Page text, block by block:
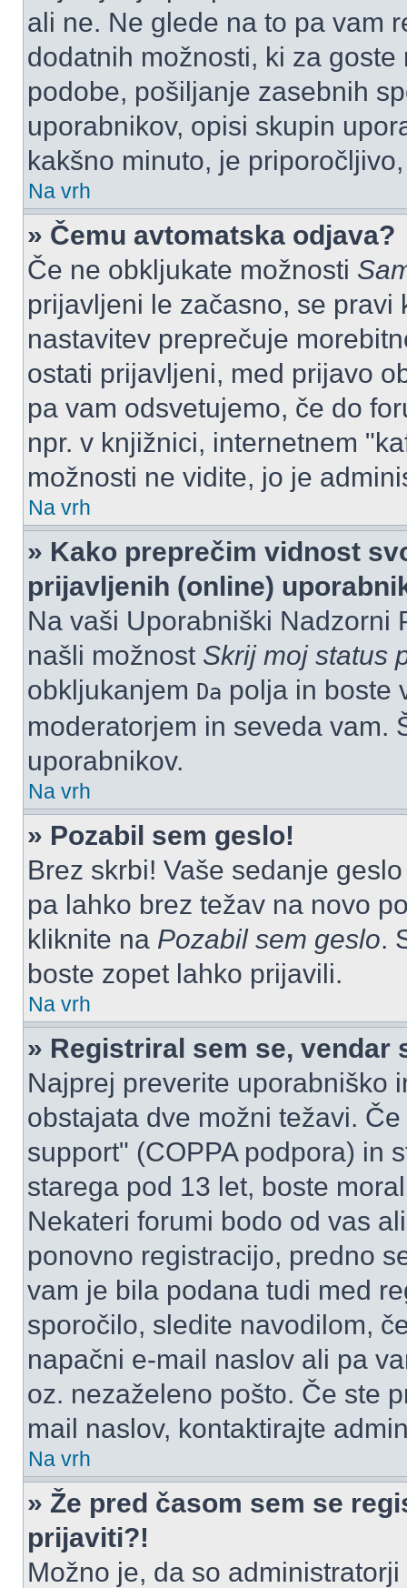
ali ne. Ne glede na to pa vam
dodatnih možnosti, ki za
podobe, pošiljanje zasebnih
uporabnikov, opisi skupin
kakšno minuto, je
Na vrh
» Čemu avtomatska odjava?
Če ne obkljukate možnosti
prijavljeni le začasno, se pravi
nastavitev preprečuje
ostati prijavljeni, med prijavo
pa vam odsvetujemo, če do
npr. v knjižnici, internetnem
možnosti ne vidite, jo je
Na vrh
» Kako preprečim vidnost
prijavljenih (online)
Na vaši Uporabniški Nadzorni
našli možnost Skrij moj status
obkljukanjem Da polja in boste
moderatorjem in seveda vam.
uporabnikov.
Na vrh
» Pozabil sem geslo!
Brez skrbi! Vaše sedanje
pa lahko brez težav na novo
kliknite na Pozabil sem geslo.
boste zopet lahko prijavili.
Na vrh
» Registriral sem se, vendar
Najprej preverite uporabniško
obstajata dve možni težavi.
support" (COPPA podpora) in
starega pod 13 let, boste
Nekateri forumi bodo od vas
ponovno registracijo, predno
vam je bila podana tudi med
sporočilo, sledite navodilom,
napačni e-mail naslov ali pa
oz. nezaželeno pošto. Če ste
mail naslov, kontaktirajte
Na vrh
» Že pred časom sem se
prijaviti?!
Možno je, da so